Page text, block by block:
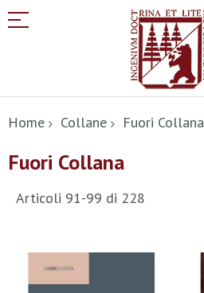
al
contenuto
Home Collane Fuori Collana
Fuori Collana
Articoli 91-99 di 228